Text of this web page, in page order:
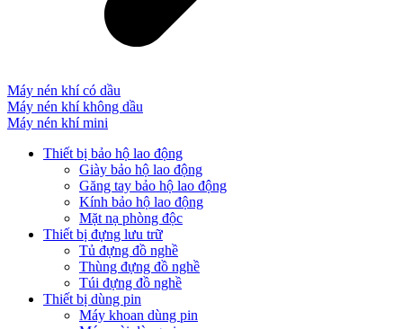
Máy nén khí có dầu
Máy nén khí không dầu
Máy nén khí mini
Thiết bị bảo hộ lao động
Giày bảo hộ lao động
Găng tay bảo hộ lao động
Kính bảo hộ lao động
Mặt nạ phòng độc
Thiết bị đựng lưu trữ
Tủ đựng đồ nghề
Thùng đựng đồ nghề
Túi đựng đồ nghề
Thiết bị dùng pin
Máy khoan dùng pin